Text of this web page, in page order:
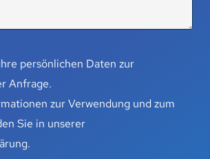
persönlichen Daten zur
Anfrage.
zur Verwendung und zum
Sie in unserer
.